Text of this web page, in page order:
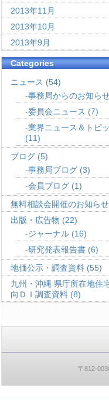
2013年11月
2013年10月
2013年9月
Categories
ニュース (54)
事務局からのお知ら
委員会ニュース (7)
業界ニュース＆トピ
(11)
ブログ (5)
事務局ブログ (3)
会員ブログ (1)
無料相談会開催のお知らせ
出版・広告物 (22)
ジャーナル (16)
研究発表報告書 (6)
地価公示・調査資料 (55)
九州・沖縄 県庁所在地住
向ＤＩ調査資料 (8)
〒812-